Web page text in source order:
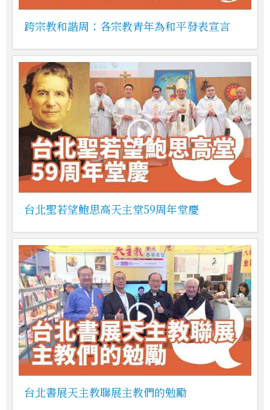
跨宗教和諧周：各宗教青年為和平發表宣言
台北聖若望鮑思高天主堂59周年堂慶
台北書展天主教聯展主教們的勉勵